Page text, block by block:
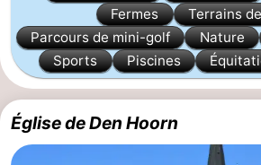
enfants
-
Den
Burg
-
Den
Fermes
Terrains
Parcours de mini-golf
Nature
Sports
Piscines
Église de Den Hoorn